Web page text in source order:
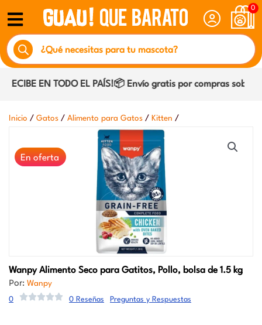
contenido
0
Búsqueda
de
productos
EN TODO EL PAÍS!📦 Envío gratis por compras sobre
En oferta
Inicio / Gatos / Alimento para Gatos / Kitten /
WanpyAlimento Seco para Gatitos, Pollo, bolsa de 1.5 kg
Por: Wanpy
0 0 Reseñas Preguntas y Respuestas